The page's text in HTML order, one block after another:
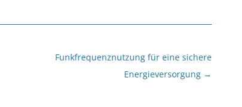
Funkfrequenznutzung für eine sichere
Energieversorgung →